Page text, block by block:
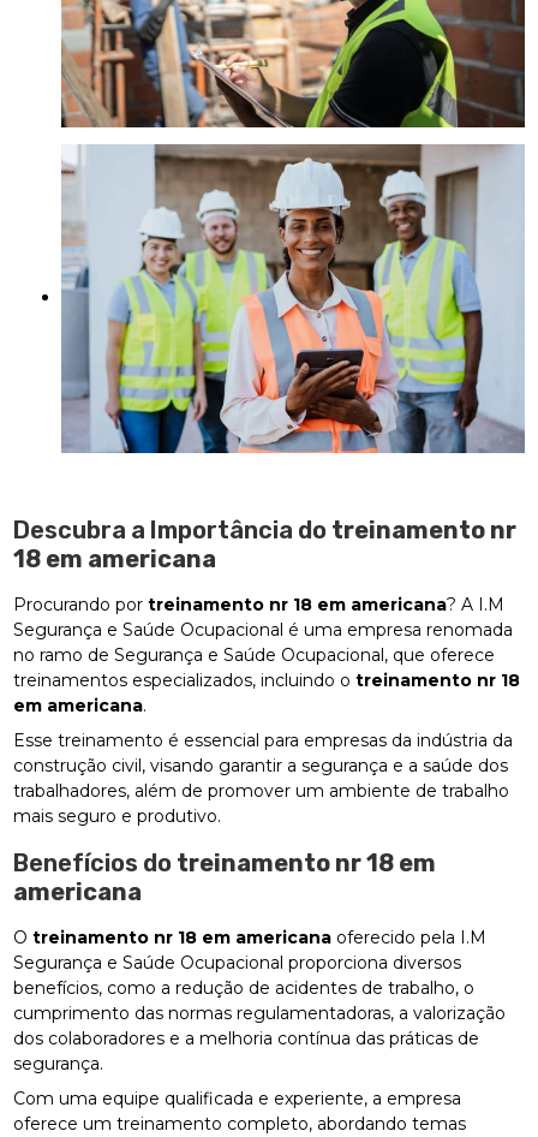
Descubra a Importância do treinamento nr
18 em americana
Procurando portreinamento nr 18 em americana? A I.M
Segurança e Saúde Ocupacional é uma empresa renomada
no ramo de Segurança e Saúde Ocupacional, que oferece
treinamentos especializados, incluindo otreinamento nr 18
em americana.
Esse treinamento é essencial para empresas da indústria da
construção civil, visando garantir a segurança e a saúde dos
trabalhadores, além de promover um ambiente de trabalho
mais seguro e produtivo.
Benefícios do treinamento nr 18 em
americana
Otreinamento nr 18 em americana oferecido pela I.M
Segurança e Saúde Ocupacional proporciona diversos
benefícios, como a redução de acidentes de trabalho, o
cumprimento das normas regulamentadoras, a valorização
dos colaboradores e a melhoria contínua das práticas de
segurança.
Com uma equipe qualificada e experiente, a empresa
oferece um treinamento completo, abordando temas